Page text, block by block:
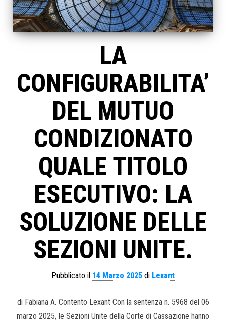
LA
CONFIGURABILITA’
DEL MUTUO
CONDIZIONATO
QUALE TITOLO
ESECUTIVO: LA
SOLUZIONE DELLE
SEZIONI UNITE.
Pubblicato il 14 Marzo 2025 di Lexant
di Fabiana A. Contento Lexant Con la sentenza n. 5968 del 06
marzo 2025, le Sezioni Unite della Corte di Cassazione hanno